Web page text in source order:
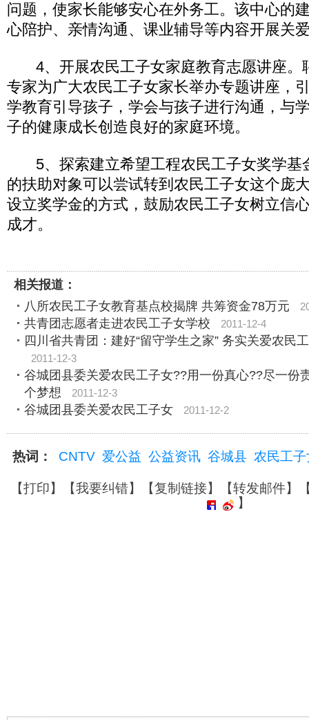
问题，使家长能够安心在外务工。该中心的
心陪护、亲情沟通、课业辅导等内容开展关
4、开展农民工子女家庭教育志愿讲座。
专家为广大农民工子女家长举办专题讲座，
学教育引导孩子，学会与孩子进行沟通，与
子的健康成长创造良好的家庭环境。
5、探索建立希望工程农民工子女奖学基
的扶助对象可以尝试转到农民工子女这个庞
设立奖学金的方式，鼓励农民工子女树立信
成才。
相关报道：
八所农民工子女教育基点校揭牌 共筹资金78万元
共青团志愿者走进农民工子女学校 2011-12-4
四川省共青团：建好“留守学生之家” 务实关爱农民
2011-12-3
谷城团县委关爱农民工子女??用一份真心??尽一份
个梦想
2011-12-3
谷城团县委关爱农民工子女 2011-12-2
热词： CNTV 爱公益 公益资讯 谷城县 农民工子
【打印】【我要纠错】【复制链接】【转发邮件】
】